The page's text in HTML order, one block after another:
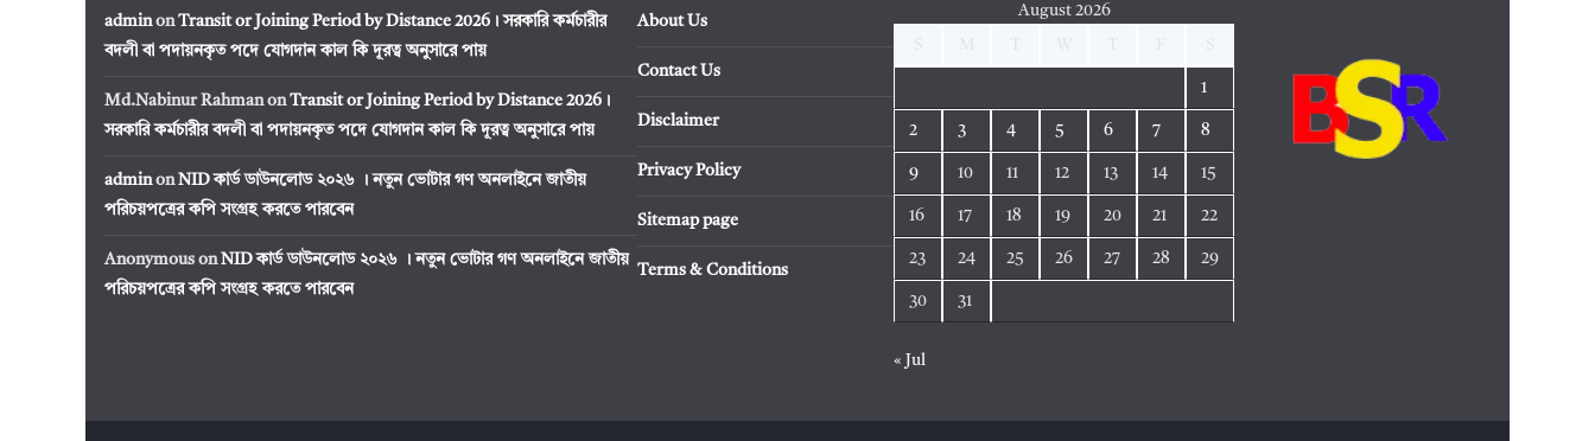
adminonTransit or Joining Period by Distance 2026। সরকারি কর্মচারীর
বদলী বা পদায়নকৃত পদে যোগদান কাল কি দূরত্ব অনুসারে পায়
Md.Nabinur RahmanonTransit or Joining Period by Distance 2026।
সরকারি কর্মচারীর বদলী বা পদায়নকৃত পদে যোগদান কাল কি দূরত্ব অনুসারে পায়
adminonNID কার্ড ডাউনলোড ২০২৬ । নতুন ভোটার গণ অনলাইনে জাতীয়
পরিচয়পত্রের কপি সংগ্রহ করতে পারবেন
Anonymous onNID কার্ড ডাউনলোড ২০২৬ । নতুন ভোটার গণ অনলাইনে জাতীয়
পরিচয়পত্রের কপি সংগ্রহ করতে পারবেন
About Us
Contact Us
Disclaimer
Privacy Policy
Sitemap page
Terms & Conditions
August 2026
1
2 3 4 5 6 7 8
9 10 11 12 13 14 15
16 17 18 19 20 21 22
23 24 25 26 27 28 29
30 31
« Jul